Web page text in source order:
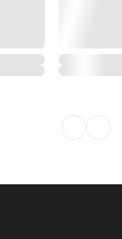
กับต้องการแสดงความ
ามีสติ เพราะยามนี้ เขา
งไพเราะราวกับเยี่ยอิง
..” เขาออดอ้อน กอดเอว
บ